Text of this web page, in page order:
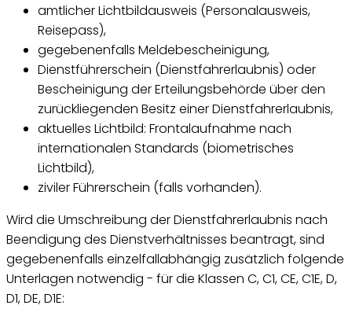
amtlicher Lichtbildausweis (Personalausweis,
Reisepass),
gegebenenfalls Meldebescheinigung,
Dienstführerschein (Dienstfahrerlaubnis) oder
Bescheinigung der Erteilungsbehörde über den
zurückliegenden Besitz einer Dienstfahrerlaubnis,
aktuelles Lichtbild: Frontalaufnahme nach
internationalen Standards (biometrisches
Lichtbild),
ziviler Führerschein (falls vorhanden).
Wird die Umschreibung der Dienstfahrerlaubnis nach
Beendigung des Dienstverhältnisses beantragt, sind
gegebenenfalls einzelfallabhängig zusätzlich folgende
Unterlagen notwendig - für die Klassen C, C1, CE, C1E, D,
D1, DE, D1E: